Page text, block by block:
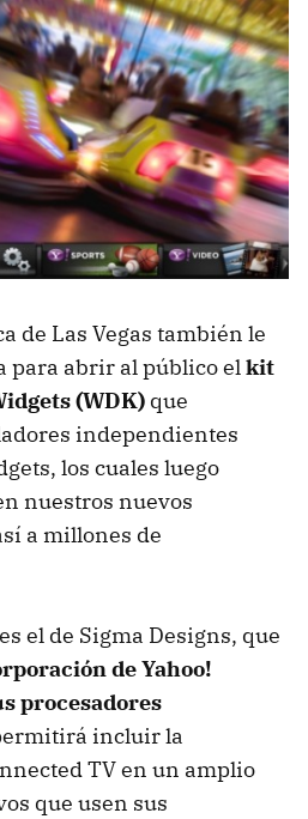
de Las Vegas también le
para abrir al público elkit
(WDK) que
independientes
los cuales luego
nuestros nuevos
a millones de
el de Sigma Designs, que
de Yahoo!
procesadores
incluir la
TV en un amplio
que usen sus